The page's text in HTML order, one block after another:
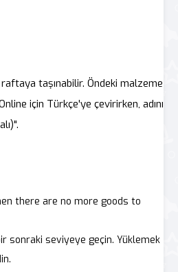
taşınabilir. Öndeki malzeme
için Türkçe'ye çevirirken, adını
there are no more goods to
sonraki seviyeye geçin. Yüklemek